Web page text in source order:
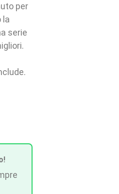
per
la
serie